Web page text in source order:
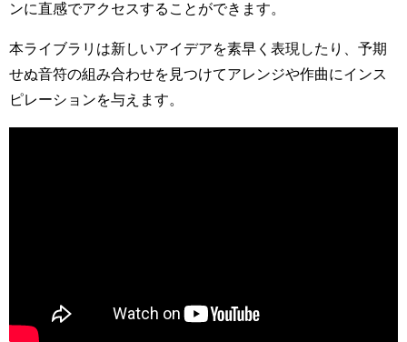
ンに直感でアクセスすることができます。
本ライブラリは新しいアイデアを素早く表現したり、予期
せぬ音符の組み合わせを見つけてアレンジや作曲にインス
ピレーションを与えます。